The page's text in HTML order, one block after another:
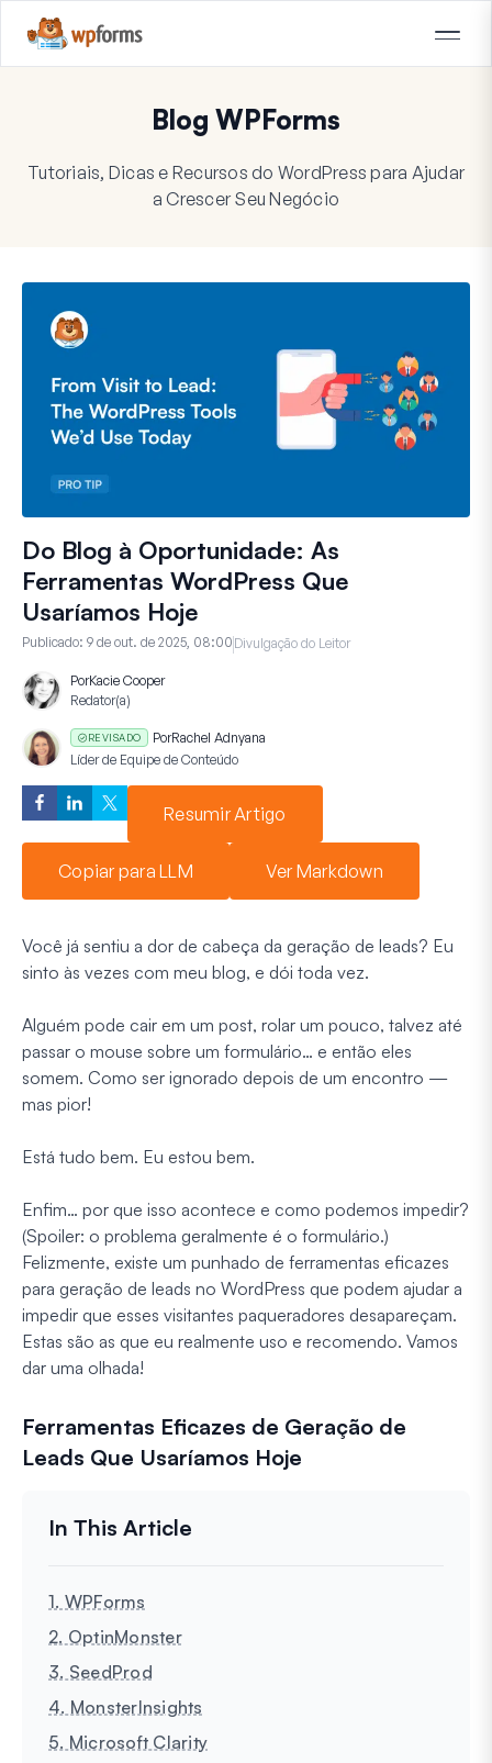
Blog WPForms
Tutoriais, Dicas e Recursos do WordPress para Ajudar
a Crescer Seu Negócio
Do Blog à Oportunidade: As
Ferramentas WordPress Que
Usaríamos Hoje
Publicado: 9 de out. de 2025, 08:00 Divulgação do Leitor
PorKacie Cooper
Redator(a)
REVISADO PorRachel Adnyana
Líder de Equipe de Conteúdo
Resumir Artigo
Copiar para LLM Ver Markdown
Você já sentiu a dor de cabeça da geração de leads? Eu
sinto às vezes com meu blog, e dói toda vez.
Alguém pode cair em um post, rolar um pouco, talvez até
passar o mouse sobre um formulário… e então eles
somem. Como ser ignorado depois de um encontro —
mas pior!
Está tudo bem. Eu estou bem.
Enfim… por que isso acontece e como podemos impedir?
(Spoiler: o problema geralmente é o formulário.)
Felizmente, existe um punhado de ferramentas eficazes
para geração de leads no WordPress que podem ajudar a
impedir que esses visitantes paqueradores desapareçam.
Estas são as que eu realmente uso e recomendo. Vamos
dar uma olhada!
Ferramentas Eficazes de Geração de
Leads Que Usaríamos Hoje
1. WPForms
2. OptinMonster
3. SeedProd
4. MonsterInsights
5. Microsoft Clarity